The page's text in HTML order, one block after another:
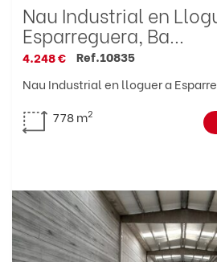
Nau Industrial en
Esparreguera, Ba...
Ref.10835
4.248 €
Nau Industrial en lloguer a
778 m2